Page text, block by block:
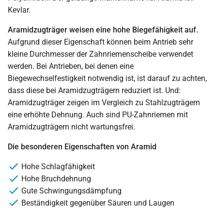
Kevlar.
Aramidzugträger weisen eine hohe Biegefähigkeit auf.
Aufgrund dieser Eigenschaft können beim Antrieb sehr
kleine Durchmesser der Zahnriemenscheibe verwendet
werden. Bei Antrieben, bei denen eine
Biegewechselfestigkeit notwendig ist, ist darauf zu achten,
dass diese bei Aramidzugträgern reduziert ist. Und:
Aramidzugträger zeigen im Vergleich zu Stahlzugträgern
eine erhöhte Dehnung. Auch sind PU-Zahnriemen mit
Aramidzugträgern nicht wartungsfrei.
Die besonderen Eigenschaften von Aramid
Hohe Schlagfähigkeit
Hohe Bruchdehnung
Gute Schwingungsdämpfung
Beständigkeit gegenüber Säuren und Laugen